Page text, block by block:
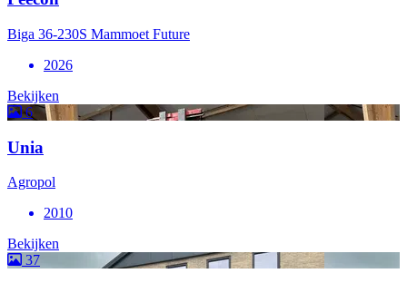
Biga 36-230S Mammoet Future
2026
Bekijken
6
Unia
Agropol
2010
Bekijken
37